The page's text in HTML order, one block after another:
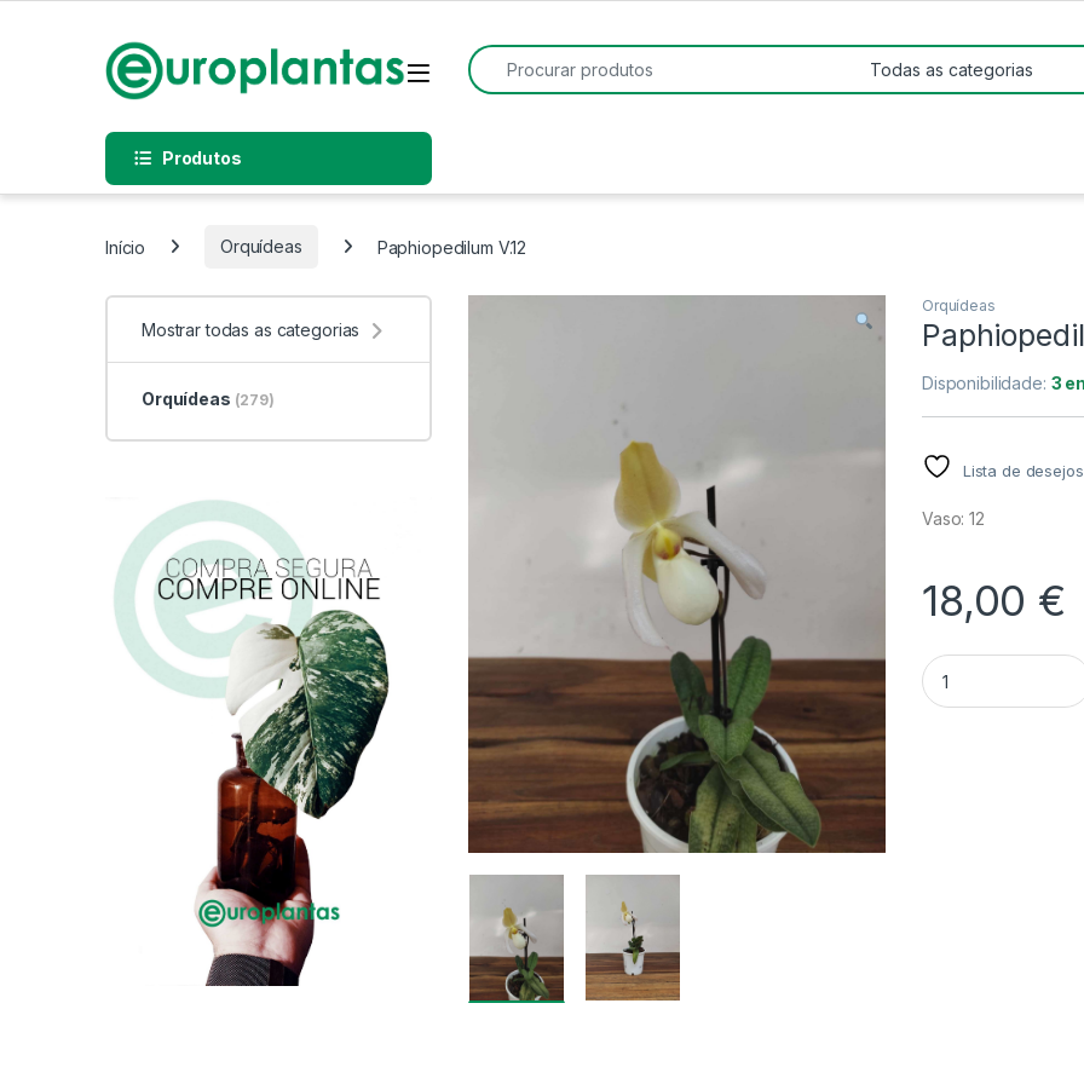
Open
Procurar:
Produtos
Início Orquídeas Paphiopedilum V.12
Orquídeas
Disponibilidade: 3
Lista de desejos
Vaso: 12
18,00 €
Quantidade
Mostrar todas as categorias
Orquídeas (279)